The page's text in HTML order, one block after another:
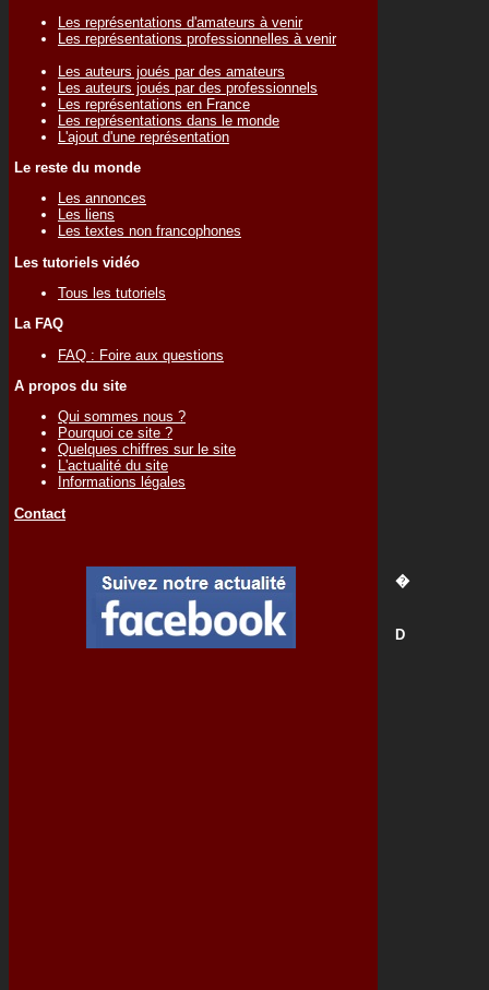
Les représentations d'amateurs à venir
Les représentations professionnelles à venir
Les auteurs joués par des amateurs
Les auteurs joués par des professionnels
Les représentations en France
Les représentations dans le monde
L'ajout d'une représentation
Le reste du monde
Les annonces
Les liens
Les textes non francophones
Les tutoriels vidéo
Tous les tutoriels
La FAQ
FAQ : Foire aux questions
A propos du site
Qui sommes nous ?
Pourquoi ce site ?
Quelques chiffres sur le site
L'actualité du site
Informations légales
Contact
�
D